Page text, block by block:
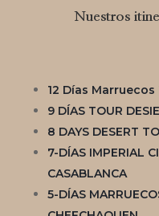
Nuestros
12 Días Marruecos
9 DÍAS TOUR
8 DAYS DESERT
7-DÍAS IMPERIAL
CASABLANCA
5-DÍAS